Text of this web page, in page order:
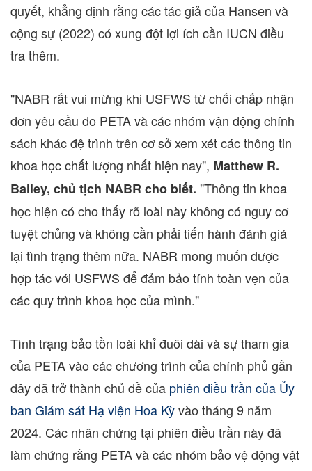
quyết, khẳng định rằng các tác giả của Hansen và
cộng sự (2022) có xung đột lợi ích cần IUCN điều
tra thêm.
"NABR rất vui mừng khi USFWS từ chối chấp nhận
đơn yêu cầu do PETA và các nhóm vận động chính
sách khác đệ trình trên cơ sở xem xét các thông tin
khoa học chất lượng nhất hiện nay", Matthew R.
Bailey, chủ tịch NABR cho biết. "Thông tin khoa
học hiện có cho thấy rõ loài này không có nguy cơ
tuyệt chủng và không cần phải tiến hành đánh giá
lại tình trạng thêm nữa. NABR mong muốn được
hợp tác với USFWS để đảm bảo tính toàn vẹn của
các quy trình khoa học của mình."
Tình trạng bảo tồn loài khỉ đuôi dài và sự tham gia
của PETA vào các chương trình của chính phủ gần
đây đã trở thành chủ đề của phiên điều trần của Ủy
ban Giám sát Hạ viện Hoa Kỳvào tháng 9 năm
2024. Các nhân chứng tại phiên điều trần này đã
làm chứng rằng PETA và các nhóm bảo vệ động vật